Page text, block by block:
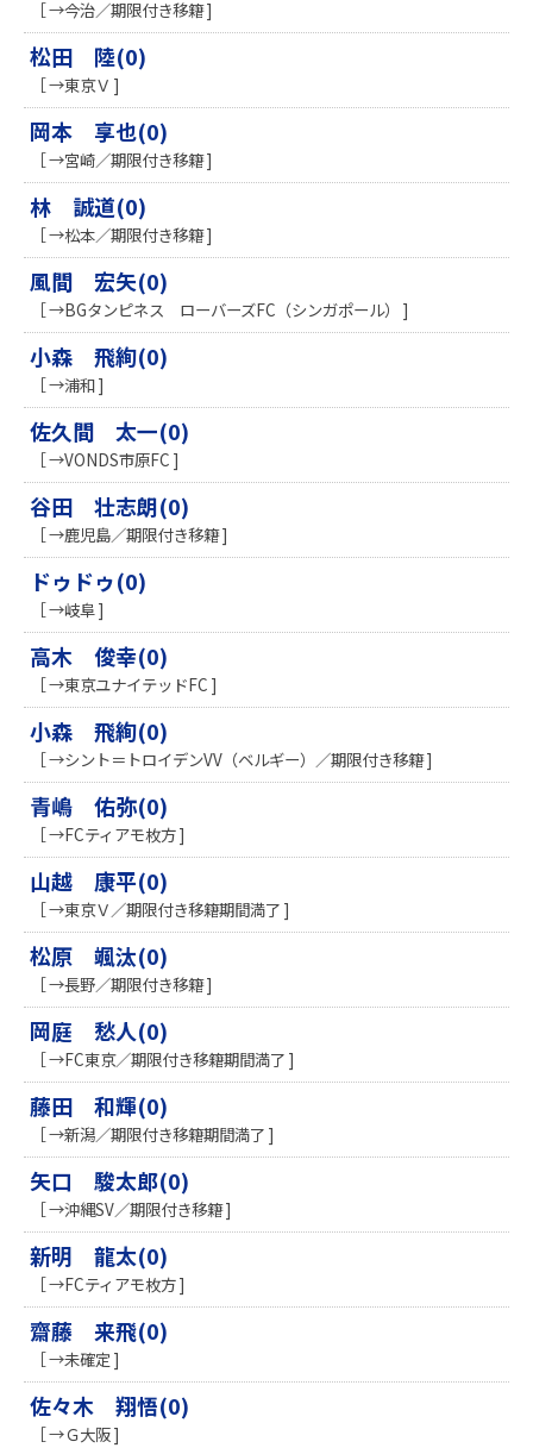
［ →今治／期限付き移籍 ]
松田 陸(0)
［ →東京Ｖ ]
岡本 享也(0)
［ →宮崎／期限付き移籍 ]
林 誠道(0)
［ →松本／期限付き移籍 ]
風間 宏矢(0)
［ →BGタンピネス ローバーズFC（シンガポール） ]
小森 飛絢(0)
［ →浦和 ]
佐久間 太一(0)
［ →VONDS市原FC ]
谷田 壮志朗(0)
［ →鹿児島／期限付き移籍 ]
ドゥドゥ(0)
［ →岐阜 ]
高木 俊幸(0)
［ →東京ユナイテッドFC ]
小森 飛絢(0)
［ →シント＝トロイデンVV（ベルギー）／期限付き移籍 ]
青嶋 佑弥(0)
［ →FCティアモ枚方 ]
山越 康平(0)
［ →東京Ｖ／期限付き移籍期間満了 ]
松原 颯汰(0)
［ →長野／期限付き移籍 ]
岡庭 愁人(0)
［ →FC東京／期限付き移籍期間満了 ]
藤田 和輝(0)
［ →新潟／期限付き移籍期間満了 ]
矢口 駿太郎(0)
［ →沖縄SV／期限付き移籍 ]
新明 龍太(0)
［ →FCティアモ枚方 ]
齋藤 来飛(0)
［ →未確定 ]
佐々木 翔悟(0)
［ →Ｇ大阪 ]